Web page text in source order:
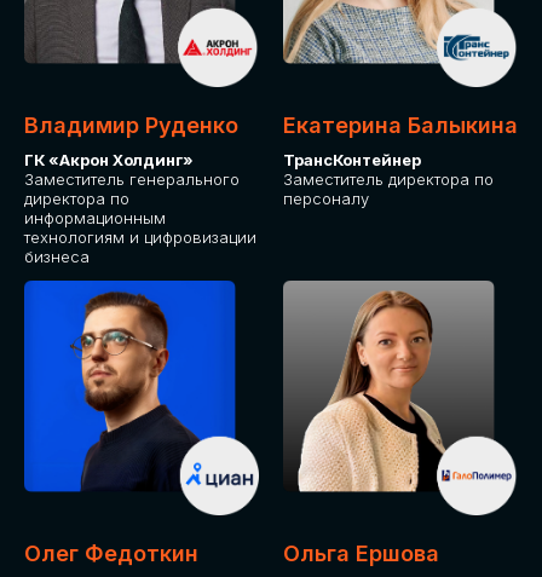
Владимир Руденко
ГК «Акрон Холдинг»
Заместитель генерального
директора по
информационным
технологиям и цифровизации
бизнеса
Екатерина Балыкина
ТрансКонтейнер
Заместитель директора по
персоналу
Олег Федоткин Ольга Ершова